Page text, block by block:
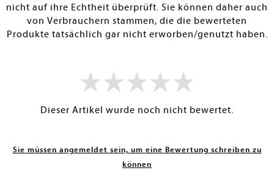
nicht auf ihre Echtheit überprüft. Sie können daher auch
von Verbrauchern stammen, die die bewerteten
Produkte tatsächlich gar nicht erworben/genutzt haben.
Dieser Artikel wurde noch nicht bewertet.
Sie müssen angemeldet sein, um eine Bewertung schreiben zu
können